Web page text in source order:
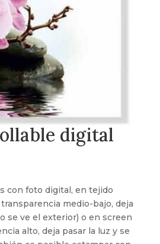
digital
con foto digital, en tejido
medio-bajo, deja
se ve el exterior) o en screen
alto, deja pasar la luz y se